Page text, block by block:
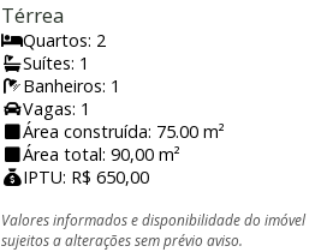
Térrea
Quartos: 2
Suítes: 1
Banheiros: 1
Vagas: 1
Área construída: 75.00 m²
Área total: 90,00 m²
IPTU: R$ 650,00
Valores informados e disponibilidade do imóvel
sujeitos a alterações sem prévio aviso.